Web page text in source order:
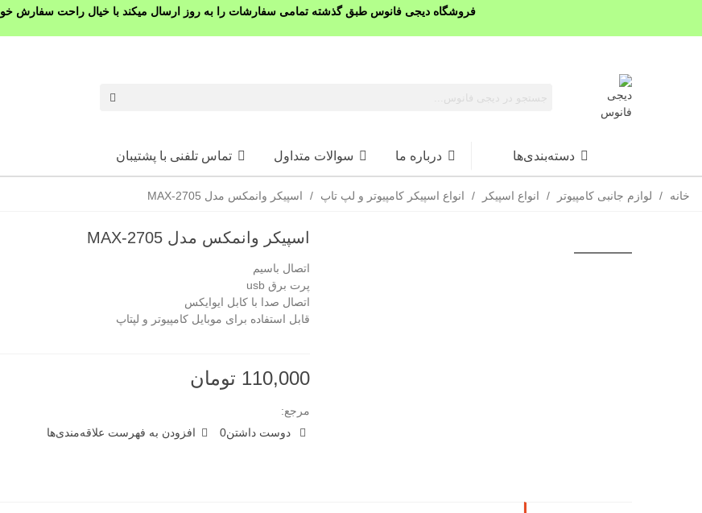
فروشگاه دیجی فانوس طبق گذشته تمامی سفارشات را به روز ارسال میکند با خیال راحت سفارش خود
دسته‌بندی‌ها درباره ما سوالات متداول تماس تلفنی با پشتیبان
خانه / لوازم جانبی کامپیوتر / انواع اسپیکر / انواع اسپیکر کامپیوتر و لپ تاپ / اسپیکر وانمکس مدل MAX-2705
اسپیکر وانمکس مدل MAX-2705
اتصال باسیم
پرت برق usb
اتصال صدا با کابل ایوایکس
قابل استفاده برای موبایل کامپیوتر و لپتاپ
110,000 تومان
مرجع:
دوست داشتن0 افزودن به فهرست علاقه‌مندی‌ها